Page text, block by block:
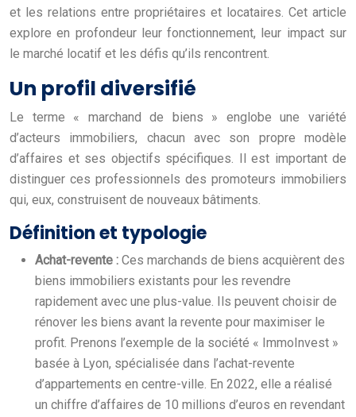
et les relations entre propriétaires et locataires. Cet article
explore en profondeur leur fonctionnement, leur impact sur
le marché locatif et les défis qu’ils rencontrent.
Un profil diversifié
Le terme « marchand de biens » englobe une variété
d’acteurs immobiliers, chacun avec son propre modèle
d’affaires et ses objectifs spécifiques. Il est important de
distinguer ces professionnels des promoteurs immobiliers
qui, eux, construisent de nouveaux bâtiments.
Définition et typologie
Achat-revente : Ces marchands de biens acquièrent des
biens immobiliers existants pour les revendre
rapidement avec une plus-value. Ils peuvent choisir de
rénover les biens avant la revente pour maximiser le
profit. Prenons l’exemple de la société « ImmoInvest »
basée à Lyon, spécialisée dans l’achat-revente
d’appartements en centre-ville. En 2022, elle a réalisé
un chiffre d’affaires de 10 millions d’euros en revendant